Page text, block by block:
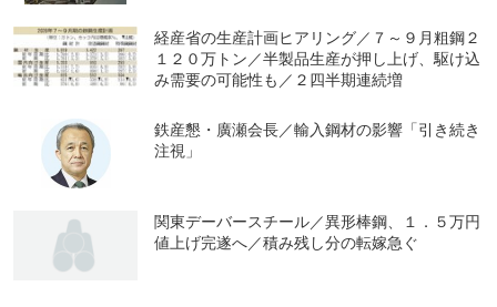
経産省の生産計画ヒアリング／７～９月粗鋼２
１２０万トン／半製品生産が押し上げ、駆け込
み需要の可能性も／２四半期連続増
鉄産懇・廣瀬会長／輸入鋼材の影響「引き続き
注視」
関東デーバースチール／異形棒鋼、１．５万円
値上げ完遂へ／積み残し分の転嫁急ぐ